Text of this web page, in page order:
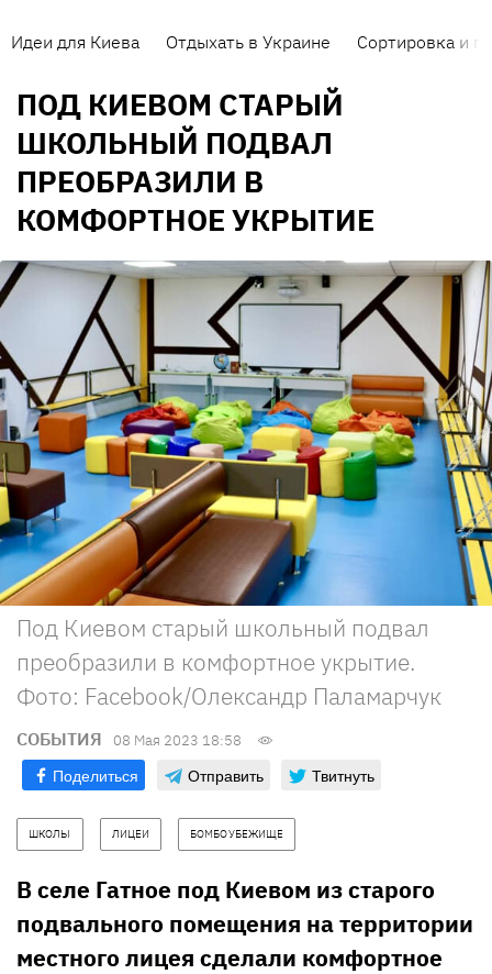
Идеи для Киева Отдыхать в Украине Сортировка и
ПОД КИЕВОМ СТАРЫЙ
ШКОЛЬНЫЙ ПОДВАЛ
ПРЕОБРАЗИЛИ В
КОМФОРТНОЕ УКРЫТИЕ
Под Киевом старый школьный подвал
преобразили в комфортное укрытие.
Фото: Facebook/Олександр Паламарчук
СОБЫТИЯ 08 Мая 2023 18:58
Поделиться Отправить Твитнуть
ШКОЛЫ ЛИЦЕИ БОМБОУБЕЖИЩЕ
В селе Гатное под Киевом из старого
подвального помещения на территории
местного лицея сделали комфортное